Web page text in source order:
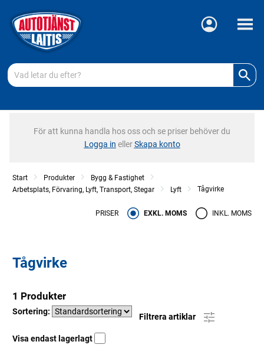
Meny
För att kunna handla hos oss och se priser behöver du
Logga in ellerSkapa konto
Start Produkter
Bygg & Fastighet
Arbetsplats, Förvaring, Lyft, Transport, Stegar
Lyft Tågvirke
PRISER EXKL. MOMS INKL. MOMS
Tågvirke
1 Produkter
Sortering:
Filtrera artiklar
Visa endast lagerlagt